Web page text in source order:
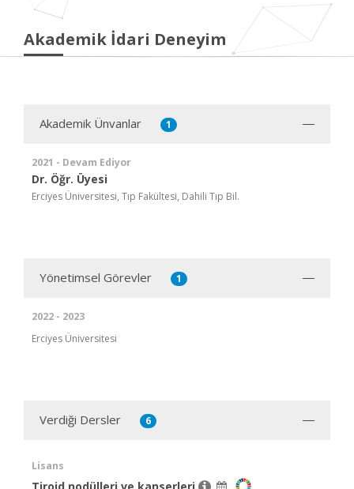
Akademik İdari Deneyim
Akademik Ünvanlar 1
2021 - Devam Ediyor
Dr. Öğr. Üyesi
Erciyes Üniversitesi, Tıp Fakültesi, Dahili Tıp Bil.
Yönetimsel Görevler 1
2022 - 2023
Erciyes Üniversitesi
Verdiği Dersler 6
Lisans